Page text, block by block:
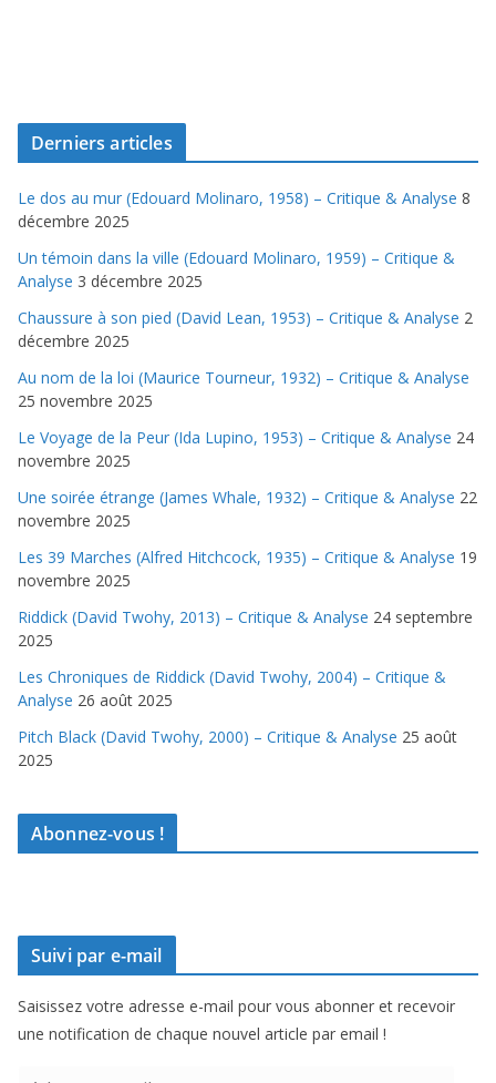
Derniers articles
Le dos au mur (Edouard Molinaro, 1958) – Critique & Analyse 8
décembre 2025
Un témoin dans la ville (Edouard Molinaro, 1959) – Critique &
Analyse 3 décembre 2025
Chaussure à son pied (David Lean, 1953) – Critique & Analyse 2
décembre 2025
Au nom de la loi (Maurice Tourneur, 1932) – Critique & Analyse
25 novembre 2025
Le Voyage de la Peur (Ida Lupino, 1953) – Critique & Analyse 24
novembre 2025
Une soirée étrange (James Whale, 1932) – Critique & Analyse 22
novembre 2025
Les 39 Marches (Alfred Hitchcock, 1935) – Critique & Analyse 19
novembre 2025
Riddick (David Twohy, 2013) – Critique & Analyse 24 septembre
2025
Les Chroniques de Riddick (David Twohy, 2004) – Critique &
Analyse 26 août 2025
Pitch Black (David Twohy, 2000) – Critique & Analyse 25 août
2025
Abonnez-vous !
Suivi par e-mail
Saisissez votre adresse e-mail pour vous abonner et recevoir
une notification de chaque nouvel article par email !